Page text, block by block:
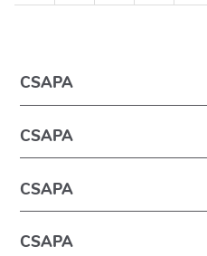
CSAPA
CSAPA
CSAPA
CSAPA